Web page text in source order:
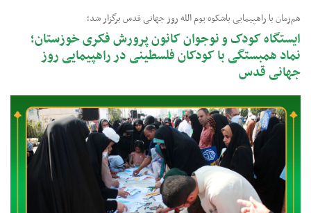
هم‌زمان با راهپیمایی باشکوه یوم الله روز جهانی قدس برگزار شد؛
ایستگاه کودک و نوجوان کانون پرورش فکری خوزستان؛
نماد همبستگی با کودکان فلسطینی در راهپیمایی روز
جهانی قدس